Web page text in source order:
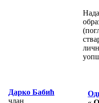
Дарко Бабић
члан